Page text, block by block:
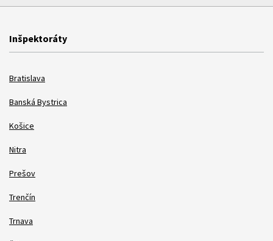
Inšpektoráty
Bratislava
Banská Bystrica
Košice
Nitra
Prešov
Trenčín
Trnava